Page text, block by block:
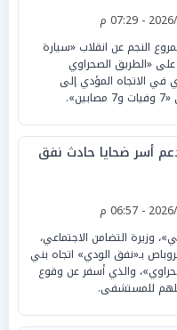
النجم عن انقلاب «سيارة
«الطريق الصحراوي
في الاتجاه المؤدي إلى
أسر ضحايا حادث نفق
وزيرة التضامن الاجتماعي،
بـ«نفق الودي» اتجاه بني
والذي أسفر عن وقوع
للمستشفى.